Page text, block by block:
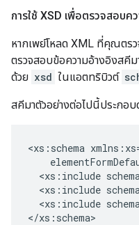
การใช้ XSD เพื่อตรวจสอบค
หากเพย์โหลด XML ที่คุณตร
ตรวจสอบข้อความอ้างอิงสคีม
ด้วย xsd ในแอตทริบิวต์
สคีมาตัวอย่างต่อไปนี้ประกอบ
<xs:schema
<xs:include
<xs:include
<xs:include
</xs:schema>